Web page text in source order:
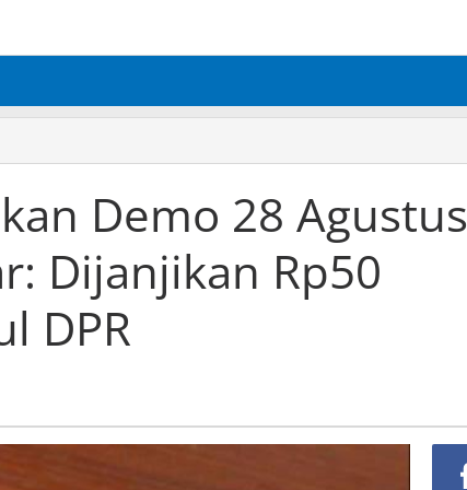
Demo 28 Agustus
Dijanjikan Rp50
DPR